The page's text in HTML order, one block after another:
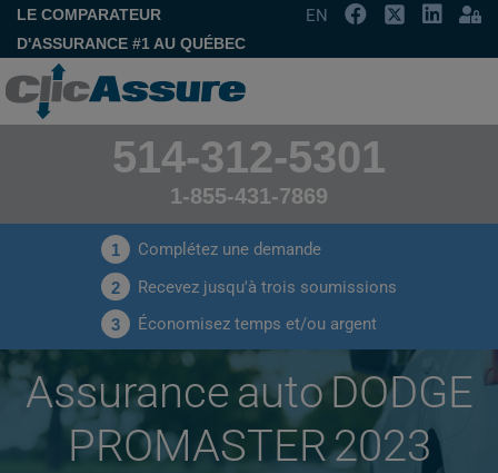
LE COMPARATEUR
D'ASSURANCE #1 AU QUÉBEC
EN
514-312-5301
1-855-431-7869
1 Complétez une demande
2 Recevez jusqu'à trois soumissions
3 Économisez temps et/ou argent
Assurance auto DODGE
PROMASTER 2023